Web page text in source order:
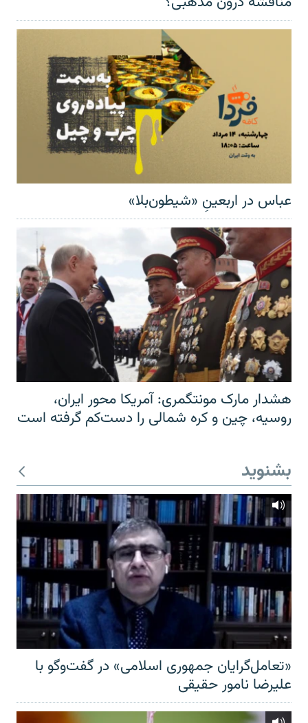
عباس در اربعینِ «شیطون‌بلا»
هشدار مارک مونتگمری: آمریکا محور ایران،
روسیه، چین و کره شمالی را دست‌کم گرفته است
بشنوید
«تعامل‌گرایان جمهوری اسلامی» در گفت‌وگو با
علیرضا نامور حقیقی